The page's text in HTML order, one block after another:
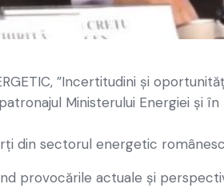
”Incertitudini și
Ministerului Energiei și
din sectorul energetic
provocările actuale și